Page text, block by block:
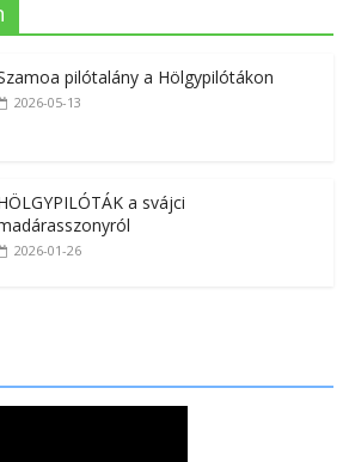
pilótalány a Hölgypilótákon
2026-05-13
a svájci
2026-01-26